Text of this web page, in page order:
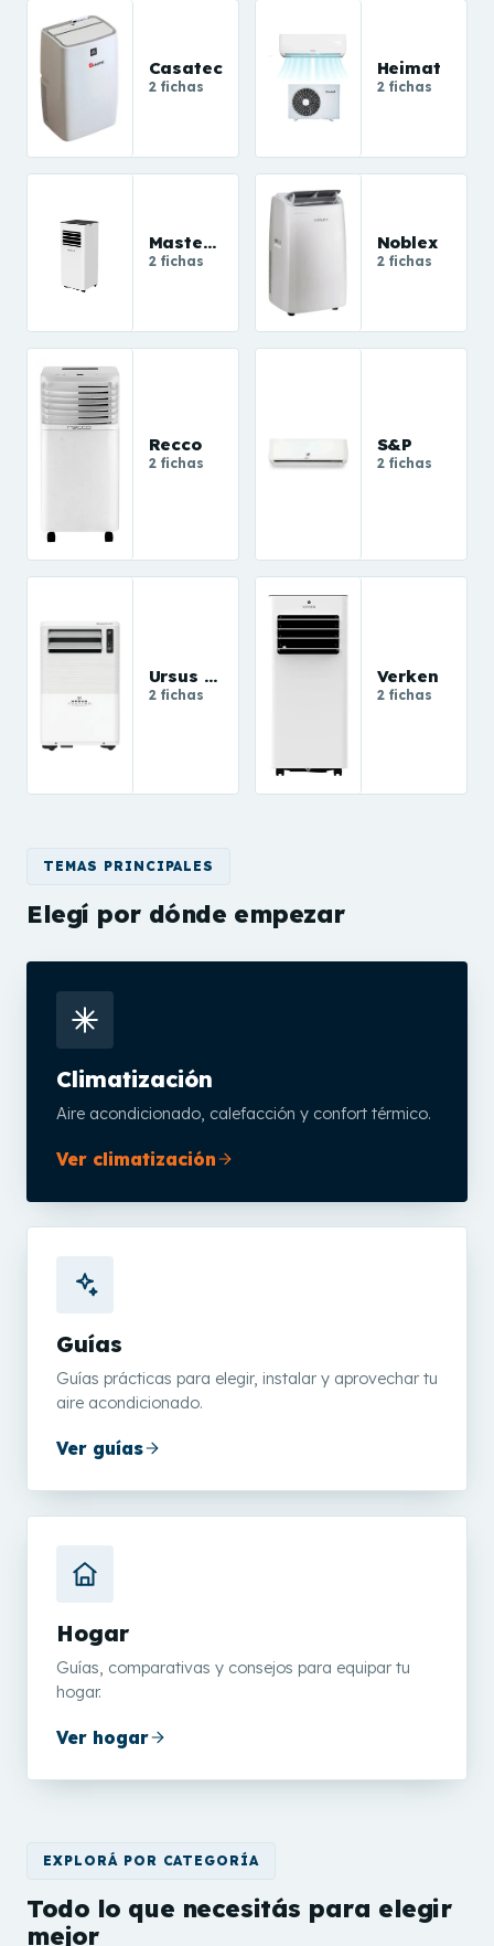
Casatec
2 fichas
Heimat
2 fichas
MasterG
2 fichas
Noblex
2 fichas
Recco
2 fichas
S&P
2 fichas
Ursus Trotter
2 fichas
Verken
2 fichas
TEMAS PRINCIPALES
Elegí por dónde empezar
Climatización
Aire acondicionado, calefacción y confort térmico.
Ver climatización
Guías
Guías prácticas para elegir, instalar y aprovechar tu
aire acondicionado.
Ver guías
Hogar
Guías, comparativas y consejos para equipar tu
hogar.
Ver hogar
EXPLORÁ POR CATEGORÍA
Todo lo que necesitás para elegir
mejor